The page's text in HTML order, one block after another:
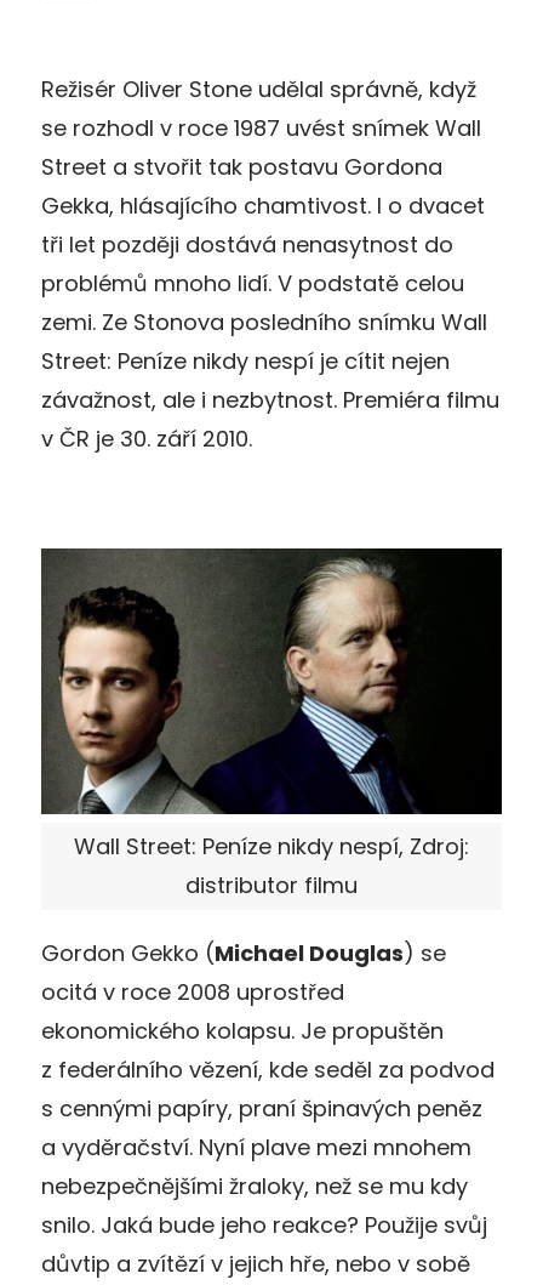
Režisér Oliver Stone udělal správně, když
se rozhodl v roce 1987 uvést snímek Wall
Street a stvořit tak postavu Gordona
Gekka, hlásajícího chamtivost. I o dvacet
tři let později dostává nenasytnost do
problémů mnoho lidí. V podstatě celou
zemi. Ze Stonova posledního snímku Wall
Street: Peníze nikdy nespí je cítit nejen
závažnost, ale i nezbytnost. Premiéra filmu
v ČR je 30. září 2010.
Wall Street: Peníze nikdy nespí, Zdroj:
distributor filmu
Gordon Gekko (Michael Douglas) se
ocitá v roce 2008 uprostřed
ekonomického kolapsu. Je propuštěn
z federálního vězení, kde seděl za podvod
s cennými papíry, praní špinavých peněz
a vyděračství. Nyní plave mezi mnohem
nebezpečnějšími žraloky, než se mu kdy
snilo. Jaká bude jeho reakce? Použije svůj
důvtip a zvítězí v jejich hře, nebo v sobě